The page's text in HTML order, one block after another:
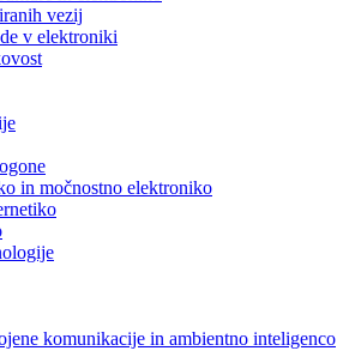
vezij
v elektroniki
in močnostno elektroniko
komunikacije in ambientno inteligenco